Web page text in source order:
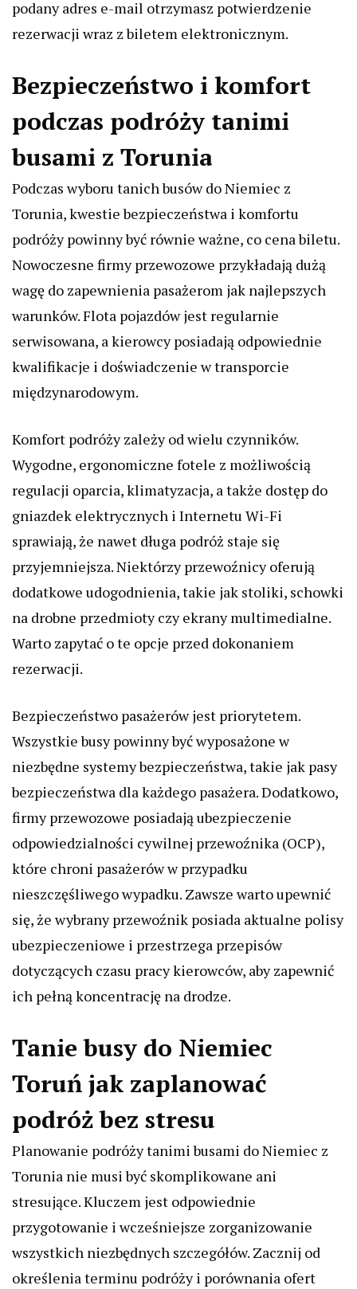
podany adres e-mail otrzymasz potwierdzenie
rezerwacji wraz z biletem elektronicznym.
Bezpieczeństwo i komfort
podczas podróży tanimi
busami z Torunia
Podczas wyboru tanich busów do Niemiec z
Torunia, kwestie bezpieczeństwa i komfortu
podróży powinny być równie ważne, co cena biletu.
Nowoczesne firmy przewozowe przykładają dużą
wagę do zapewnienia pasażerom jak najlepszych
warunków. Flota pojazdów jest regularnie
serwisowana, a kierowcy posiadają odpowiednie
kwalifikacje i doświadczenie w transporcie
międzynarodowym.
Komfort podróży zależy od wielu czynników.
Wygodne, ergonomiczne fotele z możliwością
regulacji oparcia, klimatyzacja, a także dostęp do
gniazdek elektrycznych i Internetu Wi-Fi
sprawiają, że nawet długa podróż staje się
przyjemniejsza. Niektórzy przewoźnicy oferują
dodatkowe udogodnienia, takie jak stoliki, schowki
na drobne przedmioty czy ekrany multimedialne.
Warto zapytać o te opcje przed dokonaniem
rezerwacji.
Bezpieczeństwo pasażerów jest priorytetem.
Wszystkie busy powinny być wyposażone w
niezbędne systemy bezpieczeństwa, takie jak pasy
bezpieczeństwa dla każdego pasażera. Dodatkowo,
firmy przewozowe posiadają ubezpieczenie
odpowiedzialności cywilnej przewoźnika (OCP),
które chroni pasażerów w przypadku
nieszczęśliwego wypadku. Zawsze warto upewnić
się, że wybrany przewoźnik posiada aktualne polisy
ubezpieczeniowe i przestrzega przepisów
dotyczących czasu pracy kierowców, aby zapewnić
ich pełną koncentrację na drodze.
Tanie busy do Niemiec
Toruń jak zaplanować
podróż bez stresu
Planowanie podróży tanimi busami do Niemiec z
Torunia nie musi być skomplikowane ani
stresujące. Kluczem jest odpowiednie
przygotowanie i wcześniejsze zorganizowanie
wszystkich niezbędnych szczegółów. Zacznij od
określenia terminu podróży i porównania ofert